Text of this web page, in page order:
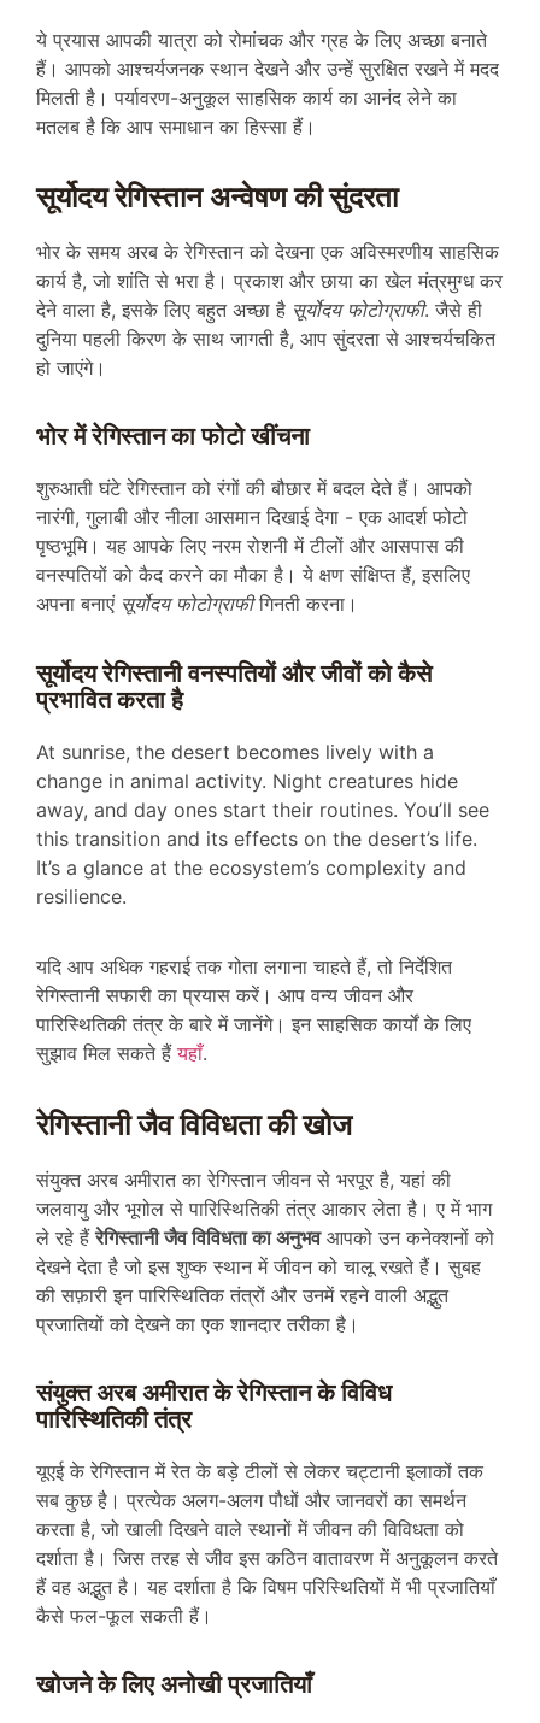
ये प्रयास आपकी यात्रा को रोमांचक और ग्रह के लिए अच्छा बनाते
हैं। आपको आश्चर्यजनक स्थान देखने और उन्हें सुरक्षित रखने में मदद
मिलती है। पर्यावरण-अनुकूल साहसिक कार्य का आनंद लेने का
मतलब है कि आप समाधान का हिस्सा हैं।
सूर्योदय रेगिस्तान अन्वेषण की सुंदरता
भोर के समय अरब के रेगिस्तान को देखना एक अविस्मरणीय साहसिक
कार्य है, जो शांति से भरा है। प्रकाश और छाया का खेल मंत्रमुग्ध कर
देने वाला है, इसके लिए बहुत अच्छा है सूर्योदय फोटोग्राफी. जैसे ही
दुनिया पहली किरण के साथ जागती है, आप सुंदरता से आश्चर्यचकित
हो जाएंगे।
भोर में रेगिस्तान का फोटो खींचना
शुरुआती घंटे रेगिस्तान को रंगों की बौछार में बदल देते हैं। आपको
नारंगी, गुलाबी और नीला आसमान दिखाई देगा - एक आदर्श फोटो
पृष्ठभूमि। यह आपके लिए नरम रोशनी में टीलों और आसपास की
वनस्पतियों को कैद करने का मौका है। ये क्षण संक्षिप्त हैं, इसलिए
अपना बनाएं सूर्योदय फोटोग्राफीगिनती करना।
सूर्योदय रेगिस्तानी वनस्पतियों और जीवों को कैसे
प्रभावित करता है
At sunrise, the desert becomes lively with a
change in animal activity. Night creatures hide
away, and day ones start their routines. You’ll see
this transition and its effects on the desert’s life.
It’s a glance at the ecosystem’s complexity and
resilience.
यदि आप अधिक गहराई तक गोता लगाना चाहते हैं, तो निर्देशित
रेगिस्तानी सफारी का प्रयास करें। आप वन्य जीवन और
पारिस्थितिकी तंत्र के बारे में जानेंगे। इन साहसिक कार्यों के लिए
सुझाव मिल सकते हैंयहाँ.
रेगिस्तानी जैव विविधता की खोज
संयुक्त अरब अमीरात का रेगिस्तान जीवन से भरपूर है, यहां की
जलवायु और भूगोल से पारिस्थितिकी तंत्र आकार लेता है। ए में भाग
ले रहे हैंरेगिस्तानी जैव विविधता का अनुभवआपको उन कनेक्शनों को
देखने देता है जो इस शुष्क स्थान में जीवन को चालू रखते हैं। सुबह
की सफ़ारी इन पारिस्थितिक तंत्रों और उनमें रहने वाली अद्भुत
प्रजातियों को देखने का एक शानदार तरीका है।
संयुक्त अरब अमीरात के रेगिस्तान के विविध
पारिस्थितिकी तंत्र
यूएई के रेगिस्तान में रेत के बड़े टीलों से लेकर चट्टानी इलाकों तक
सब कुछ है। प्रत्येक अलग-अलग पौधों और जानवरों का समर्थन
करता है, जो खाली दिखने वाले स्थानों में जीवन की विविधता को
दर्शाता है। जिस तरह से जीव इस कठिन वातावरण में अनुकूलन करते
हैं वह अद्भुत है। यह दर्शाता है कि विषम परिस्थितियों में भी प्रजातियाँ
कैसे फल-फूल सकती हैं।
खोजने के लिए अनोखी प्रजातियाँ